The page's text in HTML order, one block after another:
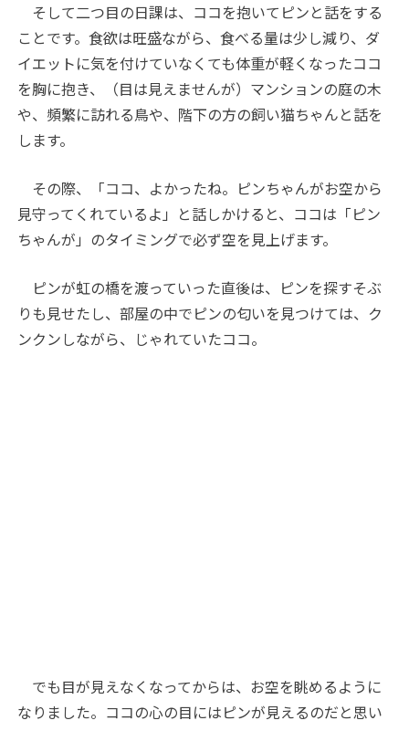
そして二つ目の日課は、ココを抱いてピンと話をする
ことです。食欲は旺盛ながら、食べる量は少し減り、ダ
イエットに気を付けていなくても体重が軽くなったココ
を胸に抱き、（目は見えませんが）マンションの庭の木
や、頻繁に訪れる鳥や、階下の方の飼い猫ちゃんと話を
します。
その際、「ココ、よかったね。ピンちゃんがお空から
見守ってくれているよ」と話しかけると、ココは「ピン
ちゃんが」のタイミングで必ず空を見上げます。
ピンが虹の橋を渡っていった直後は、ピンを探すそぶ
りも見せたし、部屋の中でピンの匂いを見つけては、ク
ンクンしながら、じゃれていたココ。
でも目が見えなくなってからは、お空を眺めるように
なりました。ココの心の目にはピンが見えるのだと思い